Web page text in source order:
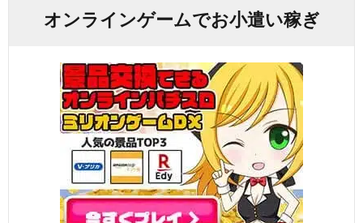
オンラインゲームでお小遣い稼ぎ